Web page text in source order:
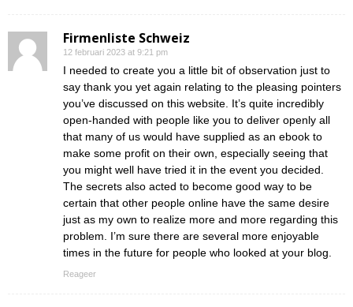
Firmenliste Schweiz
12 februari 2023 at 9:21 pm
I needed to create you a little bit of observation just to
say thank you yet again relating to the pleasing pointers
you’ve discussed on this website. It’s quite incredibly
open-handed with people like you to deliver openly all
that many of us would have supplied as an ebook to
make some profit on their own, especially seeing that
you might well have tried it in the event you decided.
The secrets also acted to become good way to be
certain that other people online have the same desire
just as my own to realize more and more regarding this
problem. I’m sure there are several more enjoyable
times in the future for people who looked at your blog.
Reageer